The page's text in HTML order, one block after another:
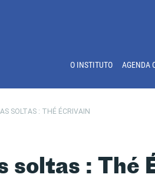
O INSTITUTO AGENDA
SOLTAS : THÉ ÉCRIVAIN
soltas : Thé